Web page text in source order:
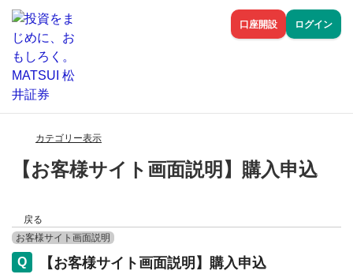
口座開設 ログイン
カテゴリー表示
【お客様サイト画面説明】購入申込
戻る
お客様サイト画面説明
【お客様サイト画面説明】購入申込